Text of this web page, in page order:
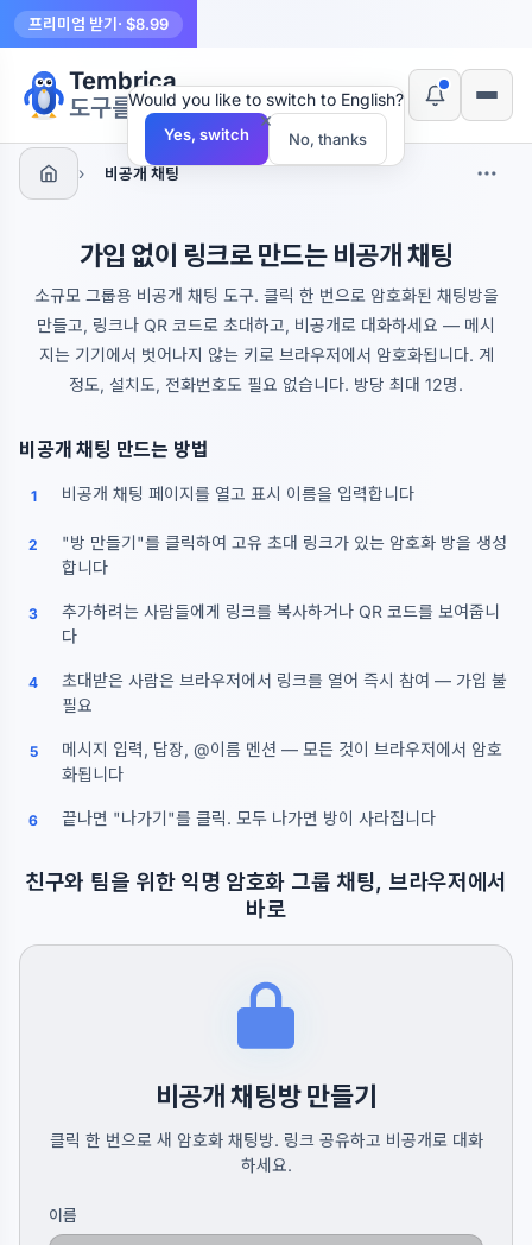
프리미엄 받기· $8.99
Tembrica
도구를 만듭니다
› 비공개 채팅
가입 없이 링크로 만드는 비공개 채팅
소규모 그룹용 비공개 채팅 도구. 클릭 한 번으로 암호화된 채팅방을
만들고, 링크나 QR 코드로 초대하고, 비공개로 대화하세요 — 메시
지는 기기에서 벗어나지 않는 키로 브라우저에서 암호화됩니다. 계
정도, 설치도, 전화번호도 필요 없습니다. 방당 최대 12명.
비공개 채팅 만드는 방법
1 비공개 채팅 페이지를 열고 표시 이름을 입력합니다
2
"방 만들기"를 클릭하여 고유 초대 링크가 있는 암호화 방을 생성
합니다
3
추가하려는 사람들에게 링크를 복사하거나 QR 코드를 보여줍니
다
4
초대받은 사람은 브라우저에서 링크를 열어 즉시 참여 — 가입 불
필요
5
메시지 입력, 답장, @이름 멘션 — 모든 것이 브라우저에서 암호
화됩니다
6 끝나면 "나가기"를 클릭. 모두 나가면 방이 사라집니다
친구와 팀을 위한 익명 암호화 그룹 채팅, 브라우저에서
바로
비공개 채팅방 만들기
클릭 한 번으로 새 암호화 채팅방. 링크 공유하고 비공개로 대화
하세요.
이름
×
Would you like to switch to English?
Yes, switch No, thanks